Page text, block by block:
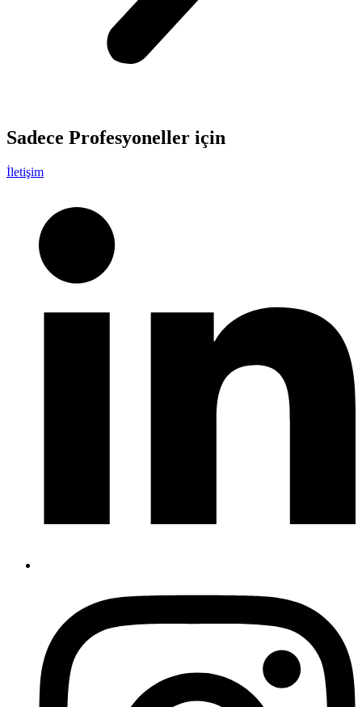
Sadece Profesyoneller için
İletişim